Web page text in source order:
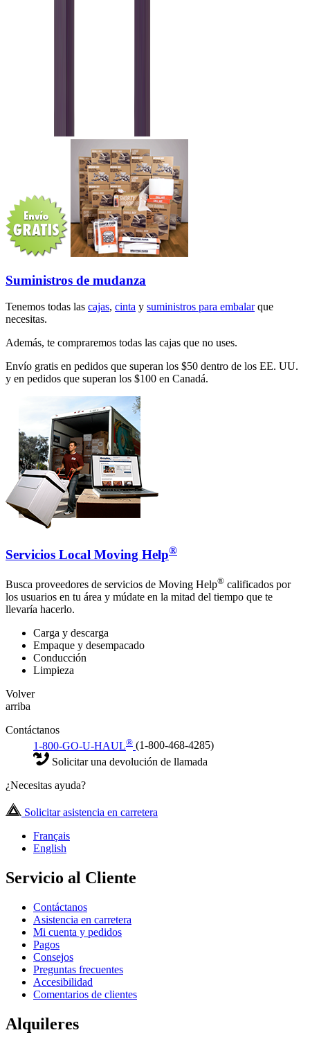
Suministros de mudanza
Tenemos todas las cajas, cinta y suministros para embalarque
necesitas.
Además, te compraremos todas las cajas que no uses.
Envío gratis en pedidos que superan los $50 dentro de los EE. UU.
y en pedidos que superan los $100 en Canadá.
Servicios Local Moving Help®
Busca proveedores de servicios de Moving Help® calificados por
los usuarios en tu área y múdate en la mitad del tiempo que te
llevaría hacerlo.
Carga y descarga
Empaque y desempacado
Conducción
Limpieza
Volver
arriba
Contáctanos
1-800-GO-U-HAUL® (1-800-468-4285)
Solicitar una devolución de llamada
¿Necesitas ayuda?
Solicitar asistencia en carretera
Français
English
Servicio al Cliente
Contáctanos
Asistencia en carretera
Mi cuenta y pedidos
Pagos
Consejos
Preguntas frecuentes
Accesibilidad
Comentarios de clientes
Alquileres